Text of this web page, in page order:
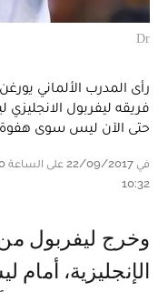
Dr
رأى المدرب الألماني
فريقه ليفربول
حتى الآن ليس سوى هفوة
10:32
وخرج ليفربول من كأس رابطة الأندية
الإنجليزية، أمام